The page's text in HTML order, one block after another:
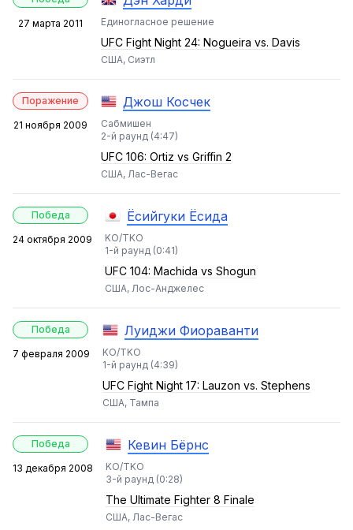
27 марта 2011 Единогласное решение
UFC Fight Night 24: Nogueira vs. Davis
США, Сиэтл
Поражение
21 ноября 2009
Джош Косчек
Сабмишен
2-й раунд (4:47)
UFC 106: Ortiz vs Griffin 2
США, Лас-Вегас
Победа
24 октября 2009
Ёсийгуки Ёсида
KO/TKO
1-й раунд (0:41)
UFC 104: Machida vs Shogun
США, Лос-Анджелес
Победа
7 февраля 2009
Луиджи Фиораванти
KO/TKO
1-й раунд (4:39)
UFC Fight Night 17: Lauzon vs. Stephens
США, Тампа
Победа
13 декабря 2008
Кевин Бёрнс
KO/TKO
3-й раунд (0:28)
The Ultimate Fighter 8 Finale
США, Лас-Вегас